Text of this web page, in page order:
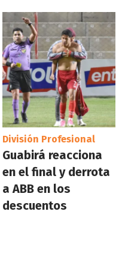
División Profesional
Guabirá reacciona
en el final y derrota
a ABB en los
descuentos